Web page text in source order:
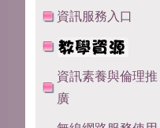
資訊服務入口
資訊素養與倫理推
廣